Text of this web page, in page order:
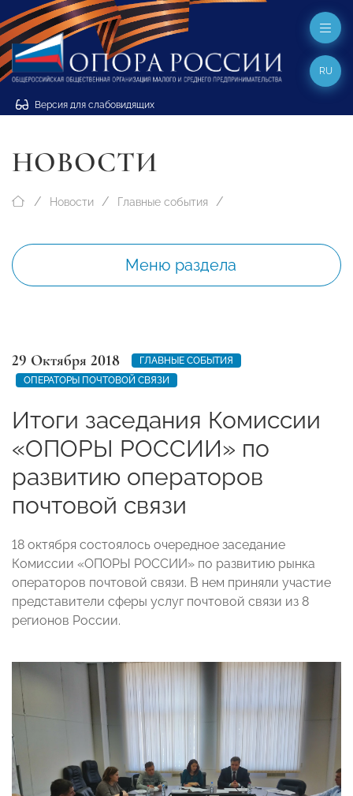
Версия для слабовидящих
RU
НОВОСТИ
Новости Главные события
Меню раздела
29 Октября 2018
ГЛАВНЫЕ СОБЫТИЯ
ОПЕРАТОРЫ ПОЧТОВОЙ СВЯЗИ
Итоги заседания Комиссии
«ОПОРЫ РОССИИ» по
развитию операторов
почтовой связи
18 октября состоялось очередное заседание
Комиссии «ОПОРЫ РОССИИ» по развитию рынка
операторов почтовой связи. В нем приняли участие
представители сферы услуг почтовой связи из 8
регионов России.